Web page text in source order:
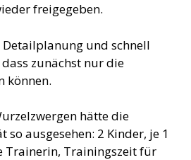
freigegeben.
Detailplanung und schnell
zunächst nur die
können.
hätte die
so ausgesehen: 2 Kinder, je 1
Trainerin, Trainingszeit für